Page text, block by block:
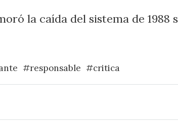
la caída del sistema de
#responsable #critica